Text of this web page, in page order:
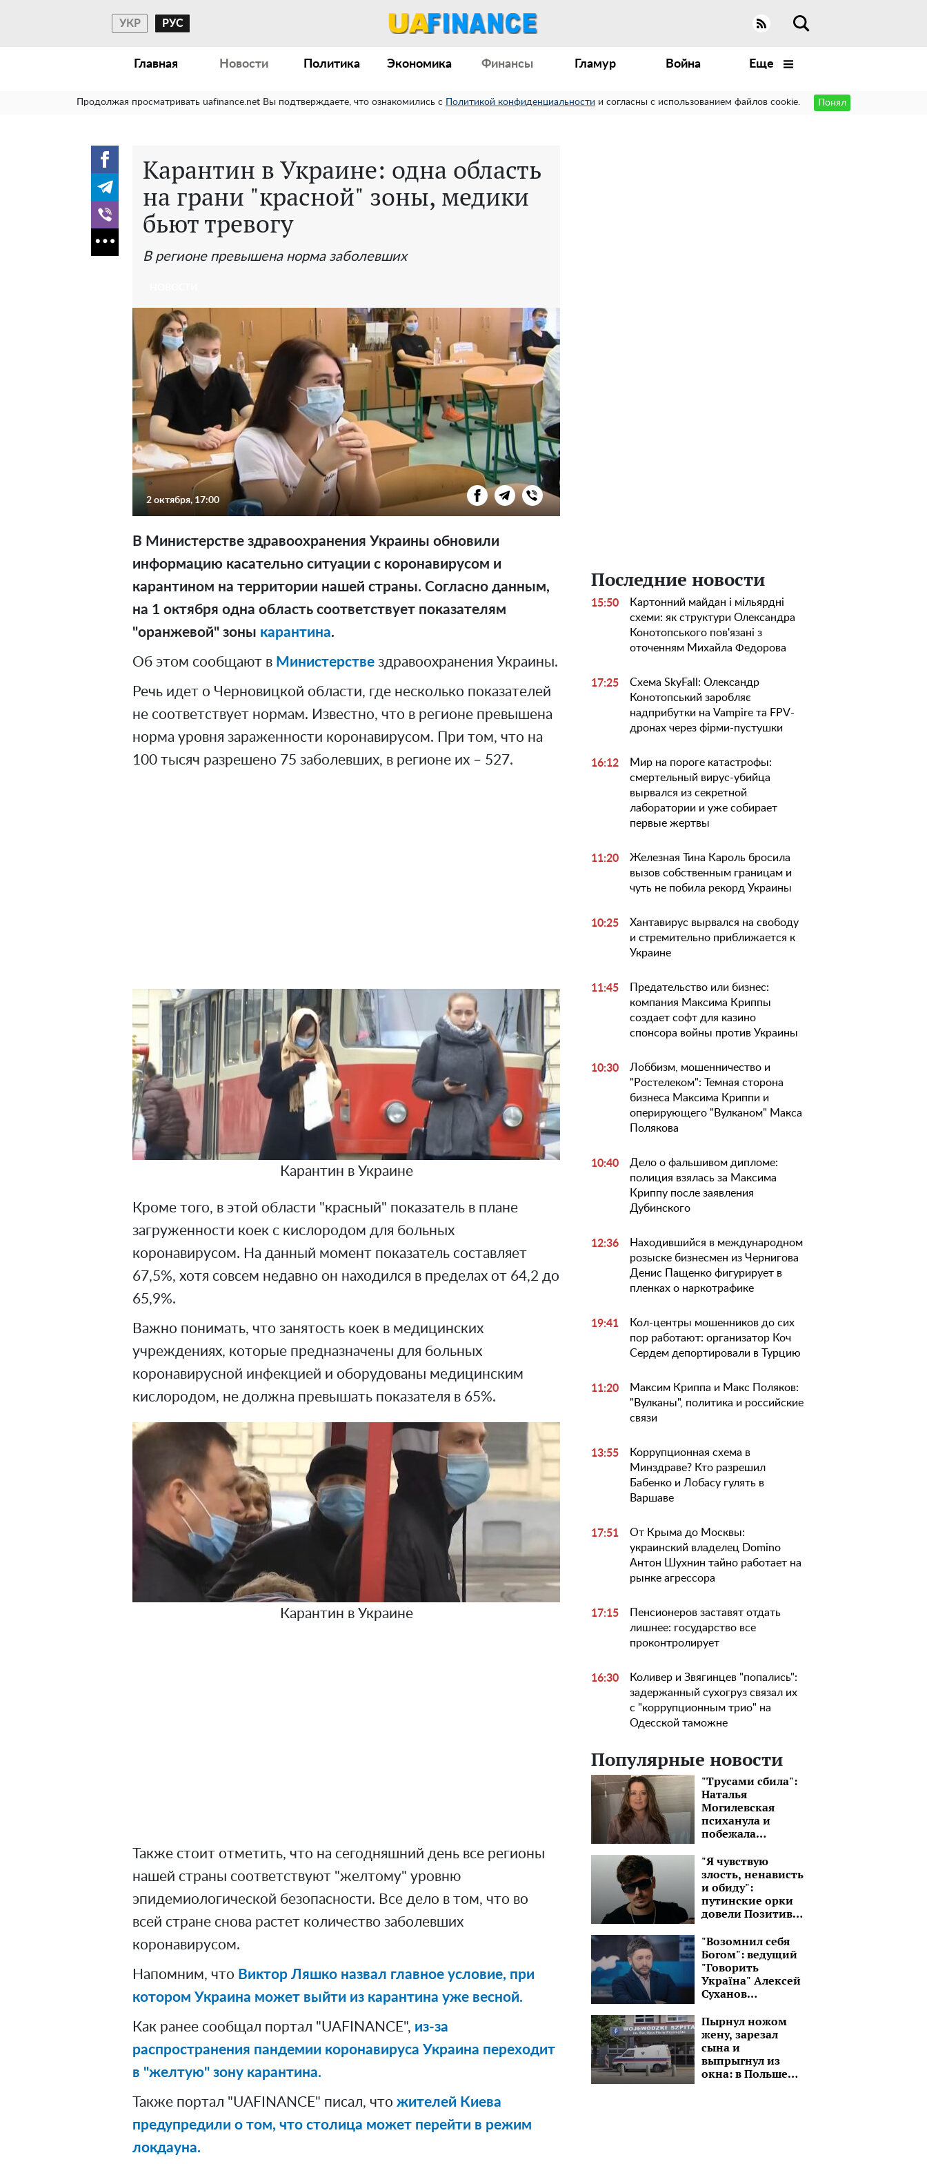
УКР РУС
Главная Новости Политика Экономика Финансы Гламур Война Еще
Продолжая просматривать uafinance.net Вы подтверждаете, что ознакомились с Политикой конфиденциальности и согласны с использованием файлов cookie. Понял
Карантин в Украине: одна область
на грани "красной" зоны, медики
бьют тревогу
В регионе превышена норма заболевших
2 октября, 17:00
В Министерстве здравоохранения Украины обновили
информацию касательно ситуации с коронавирусом и
карантином на территории нашей страны. Согласно данным,
на 1 октября одна область соответствует показателям
"оранжевой" зоны карантина.
Об этом сообщают в Министерстве здравоохранения Украины.
Речь идет о Черновицкой области, где несколько показателей
не соответствует нормам. Известно, что в регионе превышена
норма уровня зараженности коронавирусом. При том, что на
100 тысяч разрешено 75 заболевших, в регионе их – 527.
Карантин в Украине
Кроме того, в этой области "красный" показатель в плане
загруженности коек с кислородом для больных
коронавирусом. На данный момент показатель составляет
67,5%, хотя совсем недавно он находился в пределах от 64,2 до
65,9%.
Важно понимать, что занятость коек в медицинских
учреждениях, которые предназначены для больных
коронавирусной инфекцией и оборудованы медицинским
кислородом, не должна превышать показателя в 65%.
Карантин в Украине
Также стоит отметить, что на сегодняшний день все регионы
нашей страны соответствуют "желтому" уровню
эпидемиологической безопасности. Все дело в том, что во
всей стране снова растет количество заболевших
коронавирусом.
Напомним, что Виктор Ляшко назвал главное условие, при
котором Украина может выйти из карантина уже весной.
Как ранее сообщал портал "UAFINANCE", из-за
распространения пандемии коронавируса Украина переходит
в "желтую" зону карантина.
Также портал "UAFINANCE" писал, что жителей Киева
предупредили о том, что столица может перейти в режим
локдауна.
Последние новости
15:50
Картонний майдан і мільярдні
схеми: як структури Олександра
Конотопського пов'язані з
оточенням Михайла Федорова
17:25
Схема SkyFall: Олександр
Конотопський заробляє
надприбутки на Vampire та FPV-
дронах через фірми-пустушки
16:12
Мир на пороге катастрофы:
смертельный вирус-убийца
вырвался из секретной
лаборатории и уже собирает
первые жертвы
11:20
Железная Тина Кароль бросила
вызов собственным границам и
чуть не побила рекорд Украины
10:25
Хантавирус вырвался на свободу
и стремительно приближается к
Украине
11:45
Предательство или бизнес:
компания Максима Криппы
создает софт для казино
спонсора войны против Украины
10:30
Лоббизм, мошенничество и
"Ростелеком": Темная сторона
бизнеса Максима Криппи и
оперирующего "Вулканом" Макса
Полякова
10:40
Дело о фальшивом дипломе:
полиция взялась за Максима
Криппу после заявления
Дубинского
12:36
Находившийся в международном
розыске бизнесмен из Чернигова
Денис Пащенко фигурирует в
пленках о наркотрафике
19:41
Кол-центры мошенников до сих
пор работают: организатор Коч
Сердем депортировали в Турцию
11:20
Максим Криппа и Макс Поляков:
"Вулканы", политика и российские
связи
13:55
Коррупционная схема в
Минздраве? Кто разрешил
Бабенко и Лобасу гулять в
Варшаве
17:51
От Крыма до Москвы:
украинский владелец Domino
Антон Шухнин тайно работает на
рынке агрессора
17:15
Пенсионеров заставят отдать
лишнее: государство все
проконтролирует
16:30
Коливер и Звягинцев "попались":
задержанный сухогруз связал их
с "коррупционным трио" на
Одесской таможне
Популярные новости
"Трусами сбила":
Наталья
Могилевская
психанула и
побежала
дрон-камикадзе
"Я чувствую
злость, ненависть
и обиду":
путинские орки
довели Позитива
контроля над
эмоциями
"Возомнил себя
Богом": ведущий
"Говорить
Україна" Алексей
Суханов
пастыря
Пырнул ножом
жену, зарезал
сына и
выпрыгнул из
окна: в Польше